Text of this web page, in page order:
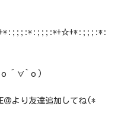
(о´∀`о)
＠より友達追加してね(*